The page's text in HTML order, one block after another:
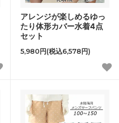
アレンジが楽しめるゆっ
たり体形カバー水着4点
セット
5,980円(税込6,578円)